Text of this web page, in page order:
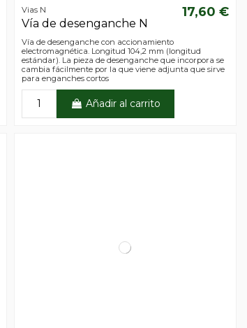
Vias N
Vía de desenganche N
17,60 €
Vía de desenganche con accionamiento
electromagnética. Longitud 104,2 mm (longitud
estándar). La pieza de desenganche que incorpora se
cambia fácilmente por la que viene adjunta que sirve
para enganches cortos
Añadir al carrito